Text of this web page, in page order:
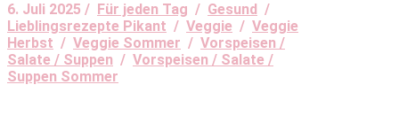
6. Juli 2025 / Für jeden Tag / Gesund /
Lieblingsrezepte Pikant / Veggie / Veggie
Herbst / Veggie Sommer / Vorspeisen /
Salate / Suppen / Vorspeisen / Salate /
Suppen Sommer